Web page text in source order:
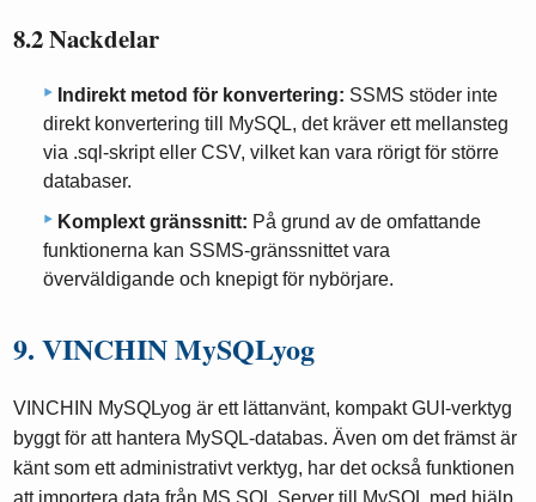
8.2 Nackdelar
Indirekt metod för konvertering: SSMS stöder inte
direkt konvertering till MySQL, det kräver ett mellansteg
via .sql-skript eller CSV, vilket kan vara rörigt för större
databaser.
Komplext gränssnitt: På grund av de omfattande
funktionerna kan SSMS-gränssnittet vara
överväldigande och knepigt för nybörjare.
9. VINCHIN MySQLyog
VINCHIN MySQLyog är ett lättanvänt, kompakt GUI-verktyg
byggt för att hantera MySQL-databas. Även om det främst är
känt som ett administrativt verktyg, har det också funktionen